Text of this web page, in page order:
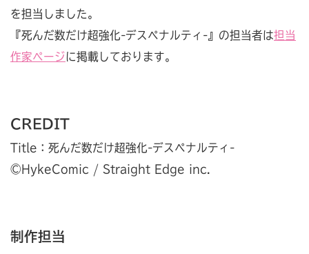
を担当しました。
『死んだ数だけ超強化-デスペナルティ-』の担当者は担当
作家ページに掲載しております。
CREDIT
Title：死んだ数だけ超強化-デスペナルティ-
©︎HykeComic / Straight Edge inc.
制作担当